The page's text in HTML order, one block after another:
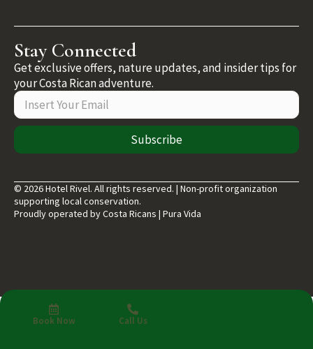
Book Now Call Us
Stay Connected
Get exclusive offers, nature updates, and insider tips for
your Costa Rican adventure.
Subscribe
© 2026 Hotel Rivel. All rights reserved. | Non-profit organization
supporting local conservation.
Proudly operated by Costa Ricans | Pura Vida